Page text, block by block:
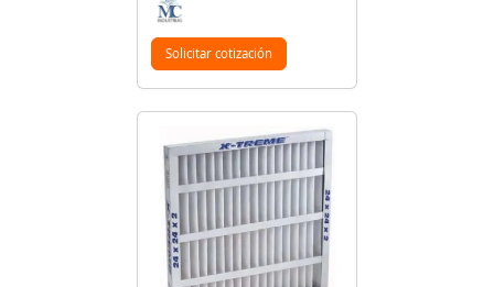
Solicitar cotización